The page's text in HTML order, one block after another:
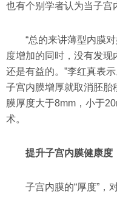
也有个别学者认为当子宫
“总的来讲薄型内膜
度增加的同时，没有发
还是有益的。”李红真表
子宫内膜增厚就取消胚胎
膜厚度大于8mm，小于
术。
提升子宫内膜健康度
子宫内膜的“厚度”，